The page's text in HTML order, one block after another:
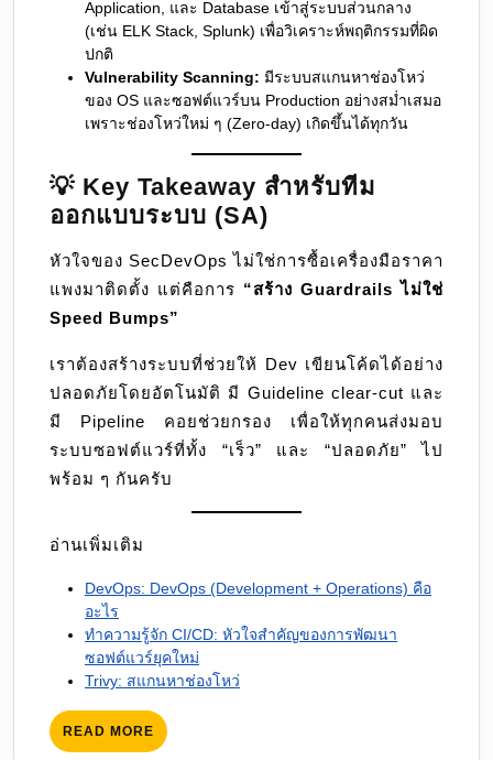
Application, และ Database เข้าสู่ระบบส่วนกลาง
(เช่น ELK Stack, Splunk) เพื่อวิเคราะห์พฤติกรรมที่ผิด
ปกติ
Vulnerability Scanning: มีระบบสแกนหาช่องโหว่
ของ OS และซอฟต์แวร์บน Production อย่างสม่ำเสมอ
เพราะช่องโหว่ใหม่ ๆ (Zero-day) เกิดขึ้นได้ทุกวัน
💡 Key Takeaway สำหรับทีม
ออกแบบระบบ (SA)
หัวใจของ SecDevOps ไม่ใช่การซื้อเครื่องมือราคา
แพงมาติดตั้ง แต่คือการ “สร้าง Guardrails ไม่ใช่
Speed Bumps”
เราต้องสร้างระบบที่ช่วยให้ Dev เขียนโค้ดได้อย่าง
ปลอดภัยโดยอัตโนมัติ มี Guideline clear-cut และ
มี Pipeline คอยช่วยกรอง เพื่อให้ทุกคนส่งมอบ
ระบบซอฟต์แวร์ที่ทั้ง “เร็ว” และ “ปลอดภัย” ไป
พร้อม ๆ กันครับ
อ่านเพิ่มเติม
DevOps: DevOps (Development + Operations) คือ
อะไร
ทำความรู้จัก CI/CD: หัวใจสำคัญของการพัฒนา
ซอฟต์แวร์ยุคใหม่
Trivy: สแกนหาช่องโหว่
READ MORE READ
MORE